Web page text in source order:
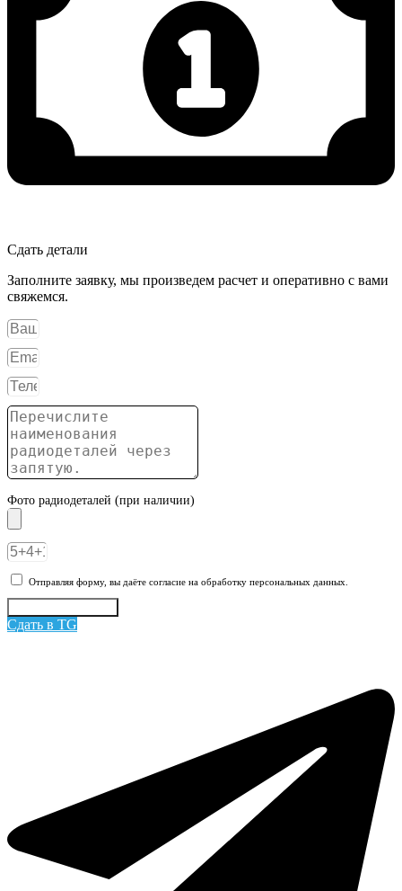
Сдать детали
Заполните заявку, мы произведем расчет и оперативно с вами
свяжемся.
Фото радиодеталей (при наличии)
Отправляя форму, вы даёте согласие на обработку персональных данных.
Сдать в TG